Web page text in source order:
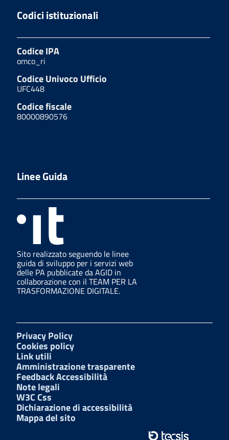
Codici istituzionali
Codice IPA
omco_ri
Codice Univoco Ufficio
UFC448
Codice fiscale
80000890576
Linee Guida
Sito realizzato seguendo le linee
guida di sviluppo per i servizi web
delle PA pubblicate da AGID in
collaborazione con il TEAM PER LA
TRASFORMAZIONE DIGITALE.
Privacy Policy
Cookies policy
Link utili
Amministrazione trasparente
Feedback Accessibilità
Note legali
W3C Css
Dichiarazione di accessibilità
Mappa del sito